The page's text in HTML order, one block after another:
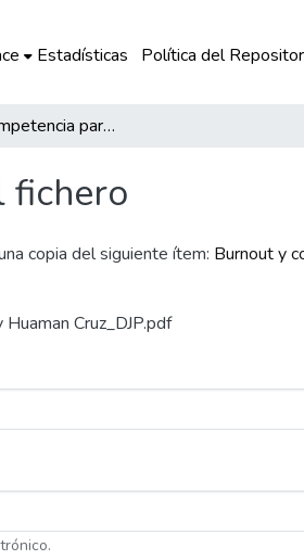
Estadísticas Política del
Burnout y competencia parental percibida en padres de niños en edad escolar (primaria)
fichero
copia del siguiente ítem: Burnout y
Cruz_DJP.pdf